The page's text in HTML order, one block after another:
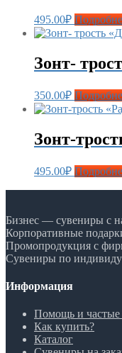
495.00₽
Зонт-
350.00₽
Зонт-
495.00₽
Бизнес — сувениры с
Корпоративные
Промопродукция с
Сувениры по
Информация
Помощь и частые
Как купить?
Каталог